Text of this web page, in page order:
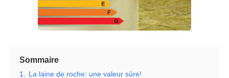
Sommaire
1.
La laine de roche: une valeur sûre!